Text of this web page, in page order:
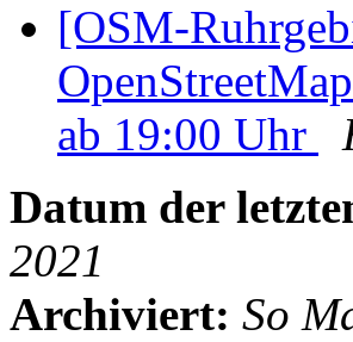
[OSM-
ab 19:00 Uhr
Datum der
2021
Archiviert: So